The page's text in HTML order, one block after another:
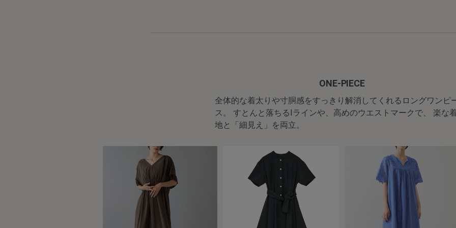
ONE-PIECE
全体的な着太りや寸胴感をすっきり解消してくれるロングワンピ
ス。
すとんと落ちるIラインや、高めのウエストマークで、 楽な
地と「細見え」を両立。